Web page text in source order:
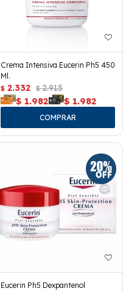
Crema Intensiva Eucerin Ph5 450
Ml.
$ 2.332 $ 2.915
$ 1.982 $ 1.982
Eucerin Ph5 Dexpantenol